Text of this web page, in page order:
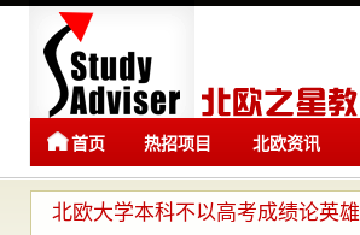
首页 热招项目 北欧资讯
北欧大学本科不以高考成绩论英雄